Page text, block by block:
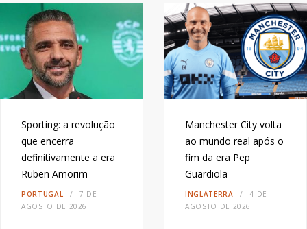
Sporting: a revolução
que encerra
definitivamente a era
Ruben Amorim
PORTUGAL
7 DE
AGOSTO DE 2026
Manchester City volta
ao mundo real após o
fim da era Pep
Guardiola
INGLATERRA
4 DE
AGOSTO DE 2026